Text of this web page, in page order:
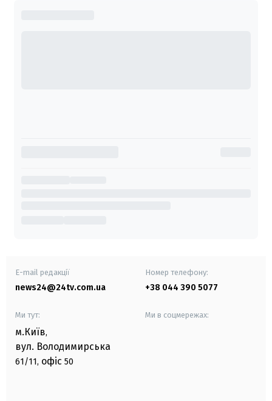
E-mail редакції
news24@24tv.com.ua
Номер телефону:
+38 044 390 5077
Ми тут:
м.Київ,
вул. Володимирська
61/11, офіс 50
Ми в соцмережах: